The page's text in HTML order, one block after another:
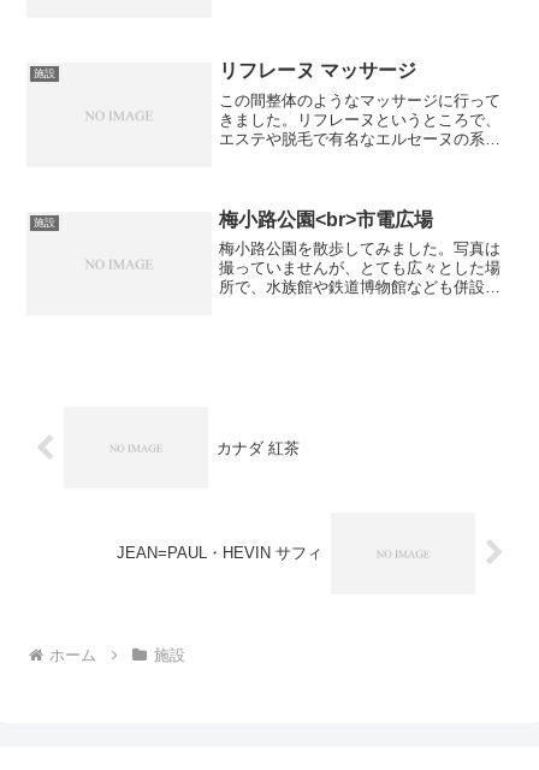
す。今回は、人間は...
施設 リフレーヌ マッサージ
この間整体のようなマッサージに行って
きました。リフレーヌというところで、
エステや脱毛で有名なエルセーヌの系列
型だね。」と言われました。...
施設 梅小路公園<br>市電広場
梅小路公園を散歩してみました。写真は
撮っていませんが、とても広々とした場
所で、水族館や鉄道博物館なども併設さ
カナダ 紅茶
JEAN=PAUL・HEVIN サフィ
ホーム 施設